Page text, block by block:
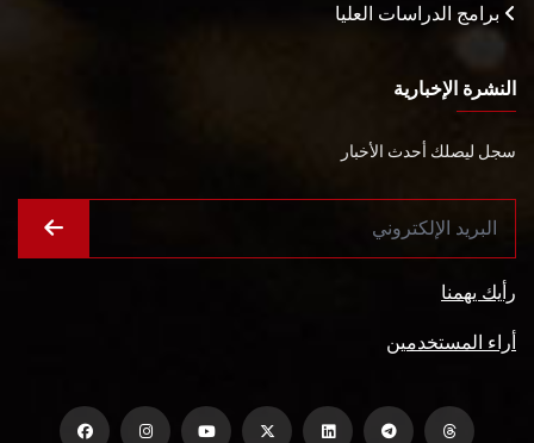
برامج الدراسات العليا
النشرة الإخبارية
سجل ليصلك أحدث الأخبار
رأيك يهمنا
أراء المستخدمين